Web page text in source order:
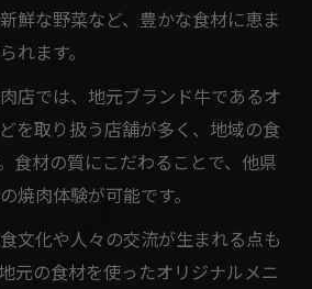
鮮な野菜など、豊かな食材に恵ま
れます。
店では、地元ブランド牛であるオ
を取り扱う店舗が多く、地域の食
食材の質にこだわることで、他県
焼肉体験が可能です。
文化や人々の交流が生まれる点も
元の食材を使ったオリジナルメニ